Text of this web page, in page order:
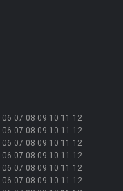
06 07 08 09 10 11 12
06 07 08 09 10 11 12
06 07 08 09 10 11 12
06 07 08 09 10 11 12
06 07 08 09 10 11 12
06 07 08 09 10 11 12